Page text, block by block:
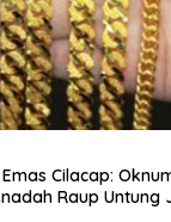
Cilacap:
Raup Untung